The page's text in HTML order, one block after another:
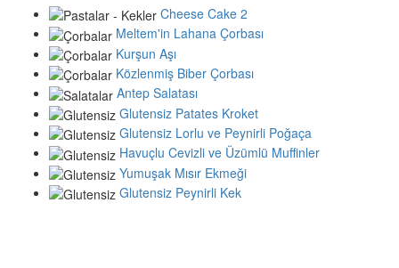
Cheese Cake 2
Meltem'in Lahana Çorbası
Kurşun Aşı
Közlenmiş Biber Çorbası
Antep Salatası
Glutensiz Patates Kroket
Glutensiz Lorlu ve Peynirli Poğaça
Havuçlu Cevizli ve Üzümlü Muffinler
Yumuşak Mısır Ekmeği
Glutensiz Peynirli Kek